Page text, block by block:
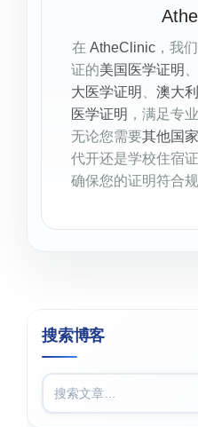
在 AtheClinic ，我
证的美国医学证明
大医学证明
澳大
医学证明 ，满足专
无论您需要其他国
代开还是学校住宿
确保您的证明符合
搜索博客